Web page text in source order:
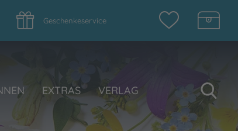
Geschenkeservice
EXTRAS VERLAG